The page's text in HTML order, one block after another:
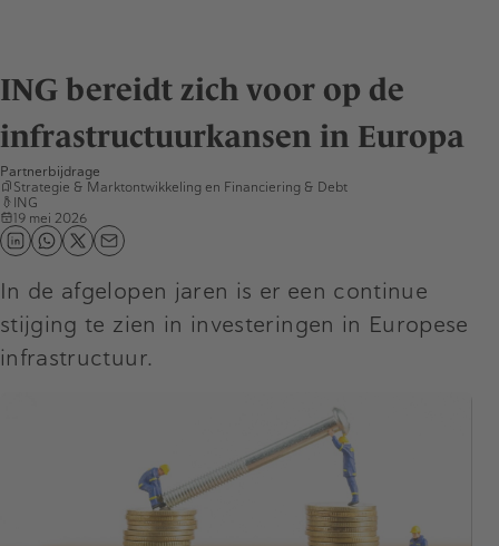
ING bereidt zich voor op de
infrastructuurkansen in Europa
Partnerbijdrage
Strategie & Marktontwikkeling en Financiering & Debt
ING
19 mei 2026
In de afgelopen jaren is er een continue
stijging te zien in investeringen in Europese
infrastructuur.